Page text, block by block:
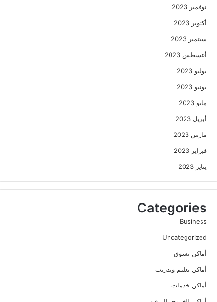
نوفمبر 2023
أكتوبر 2023
سبتمبر 2023
أغسطس 2023
يوليو 2023
يونيو 2023
مايو 2023
أبريل 2023
مارس 2023
فبراير 2023
يناير 2023
Categories
Business
Uncategorized
أماكن تسوق
أماكن تعليم وتدريب
أماكن خدمات